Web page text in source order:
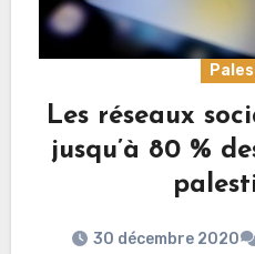
Les réseaux
jusqu’à 80 %
30 décembre 2020